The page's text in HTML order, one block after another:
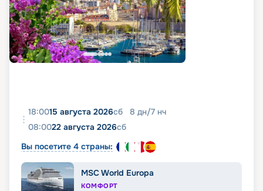
18:0015 августа 2026сб 8 дн/7 нч
08:0022 августа 2026сб
Вы посетите 4 страны:
MSC World Europa
КОМФОРТ